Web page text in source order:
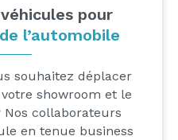
pour
l’automobile
souhaitez déplacer
showroom et le
collaborateurs
en tenue business